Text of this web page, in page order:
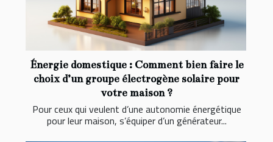
Énergie domestique : Comment bien faire le
choix d’un groupe électrogène solaire pour
votre maison ?
Pour ceux qui veulent d’une autonomie énergétique
pour leur maison, s’équiper d’un générateur...